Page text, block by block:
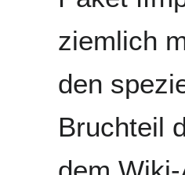
ziemlich
den
Bruchteil